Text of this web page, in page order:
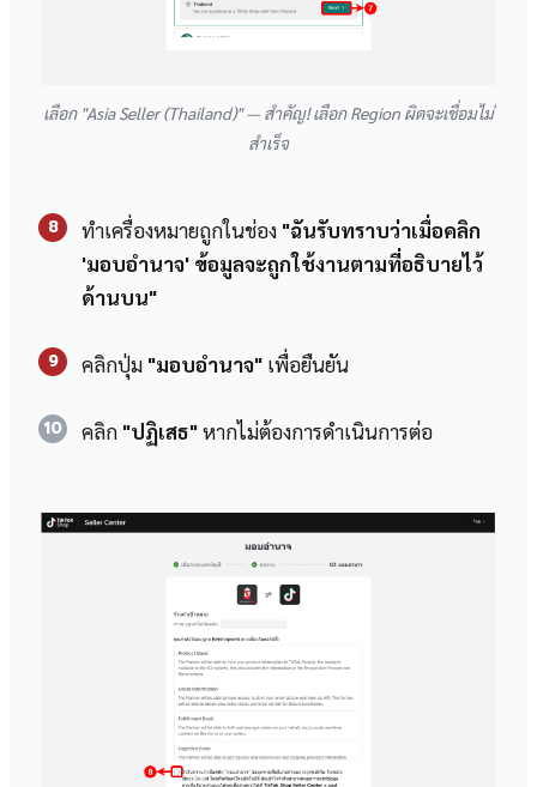
เลือก "Asia Seller (Thailand)" — สำคัญ! เลือก Region ผิดจะเชื่อมไม่
สำเร็จ
8 ทำเครื่องหมายถูกในช่อง "ฉันรับทราบว่าเมื่อคลิก
'มอบอำนาจ' ข้อมูลจะถูกใช้งานตามที่อธิบายไว้
ด้านบน"
9 คลิกปุ่ม "มอบอำนาจ" เพื่อยืนยัน
10 คลิก "ปฏิเสธ"หากไม่ต้องการดำเนินการต่อ